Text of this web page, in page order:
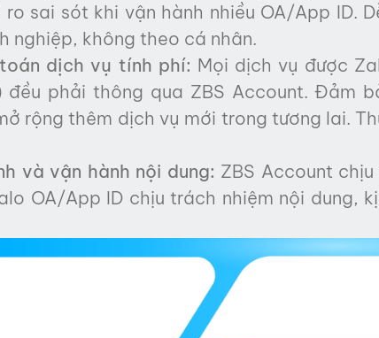
sai sót khi vận hành nhiều OA/App ID.
nghiệp, không theo cá nhân.
dịch vụ tính phí: Mọi dịch vụ được
phải thông qua ZBS Account. Đảm
rộng thêm dịch vụ mới trong tương lai.
và vận hành nội dung: ZBS Account
OA/App ID chịu trách nhiệm nội dung,